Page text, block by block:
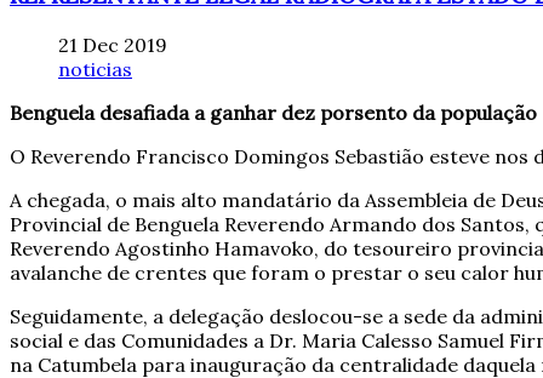
21 Dec 2019
noticias
Benguela desafiada a ganhar dez porsento da
O Reverendo Francisco Domingos Sebastião esteve nos
A chegada, o mais alto mandatário da Assembleia de
Provincial de Benguela Reverendo Armando dos
Reverendo Agostinho Hamavoko, do tesoureiro
avalanche de crentes que foram o prestar o seu calor
Seguidamente, a delegação deslocou-se a sede da
social e das Comunidades a Dr. Maria Calesso Samuel
na Catumbela para inauguração da centralidade